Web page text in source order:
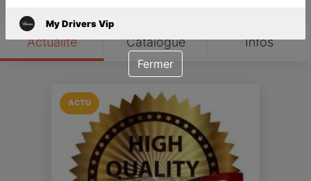
Actualité Catalogue Infos
ACTU
My Drivers Vip
Fermer